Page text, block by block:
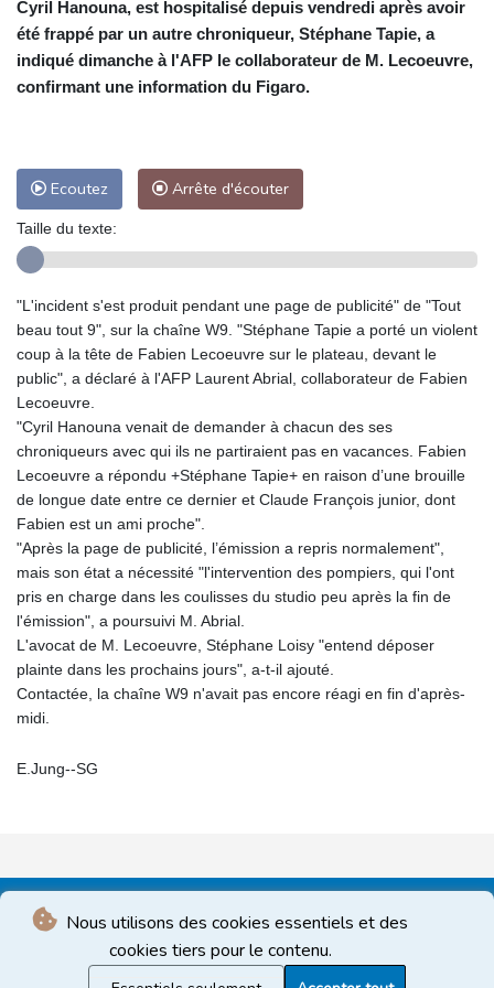
Nous utilisons des cookies essentiels et des
cookies tiers pour le contenu.
Cyril Hanouna, est hospitalisé depuis vendredi après avoir
été frappé par un autre chroniqueur, Stéphane Tapie, a
indiqué dimanche à l'AFP le collaborateur de M. Lecoeuvre,
confirmant une information du Figaro.
Ecoutez Arrête d'écouter
Taille du texte:
"L'incident s'est produit pendant une page de publicité" de "Tout
beau tout 9", sur la chaîne W9. "Stéphane Tapie a porté un violent
coup à la tête de Fabien Lecoeuvre sur le plateau, devant le
public", a déclaré à l'AFP Laurent Abrial, collaborateur de Fabien
Lecoeuvre.
"Cyril Hanouna venait de demander à chacun des ses
chroniqueurs avec qui ils ne partiraient pas en vacances. Fabien
Lecoeuvre a répondu +Stéphane Tapie+ en raison d’une brouille
de longue date entre ce dernier et Claude François junior, dont
Fabien est un ami proche".
"Après la page de publicité, l’émission a repris normalement",
mais son état a nécessité "l'intervention des pompiers, qui l'ont
pris en charge dans les coulisses du studio peu après la fin de
l'émission", a poursuivi M. Abrial.
L'avocat de M. Lecoeuvre, Stéphane Loisy "entend déposer
plainte dans les prochains jours", a-t-il ajouté.
Contactée, la chaîne W9 n'avait pas encore réagi en fin d'après-
midi.
E.Jung--SG